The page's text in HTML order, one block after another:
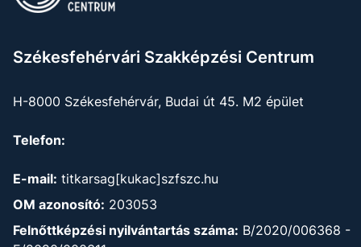
Székesfehérvári Szakképzési Centrum
H-8000 Székesfehérvár, Budai út 45. M2 épület
Telefon:
E-mail: titkarsag[kukac]szfszc.hu
OM azonosító: 203053
Felnőttképzési nyilvántartás száma: B/2020/006368 -